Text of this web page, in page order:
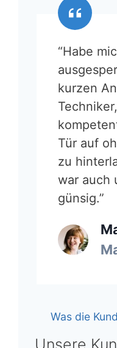
“Habe
kurzen
Tür auf
zu
war auch
günsig.”
Was die
Unsere